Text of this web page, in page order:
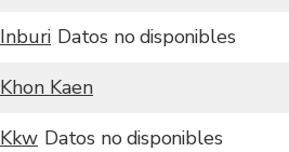
Inburi Datos no disponibles
Khon Kaen
Kkw Datos no disponibles